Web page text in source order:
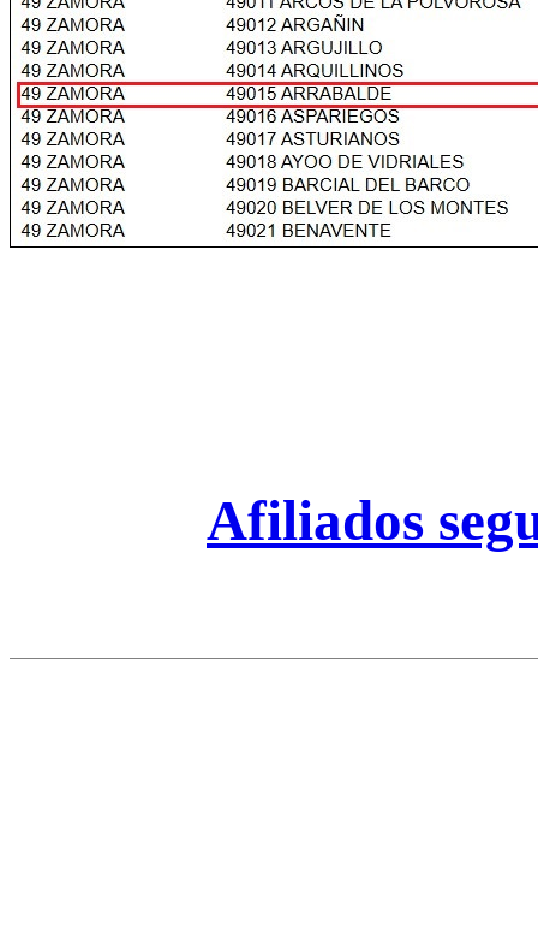
Afiliados